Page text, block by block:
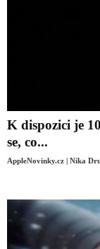
K dispozici je
se, co...
AppleNovinky.cz | Nika